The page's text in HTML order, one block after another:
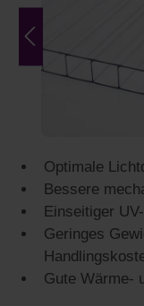
Optimale
Bessere
Einseitiger
Geringes
Gute Wärme-